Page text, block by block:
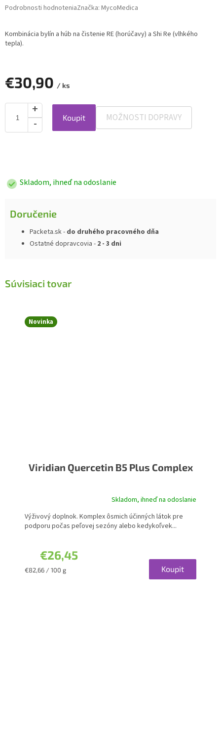
Podrobnosti hodnoteniaZnačka: MycoMedica
Kombinácia bylín a húb na čistenie RE (horúčavy) a Shi Re (vlhkého
tepla).
€30,90 / ks
Koupit MOŽNOSTI DOPRAVY
Skladom, ihneď na odoslanie
Doručenie
Packeta.sk - do druhého pracovného dňa
Ostatné dopravcovia - 2 - 3 dni
Súvisiaci tovar
Novinka
Viridian Quercetin B5 Plus Complex
Skladom, ihneď na odoslanie
€26,45
Jednotková
€82,66 / 100 g Koupit
Výživový doplnok. Komplex ôsmich účinných látok pre
podporu počas peľovej sezóny alebo kedykoľvek...